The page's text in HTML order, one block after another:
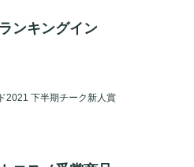
ンキングイン
2021 下半期チーク新人賞